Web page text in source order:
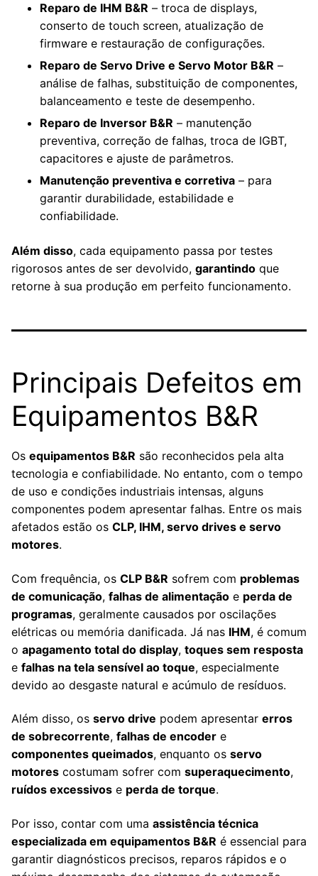
Reparo de IHM B&R – troca de displays,
conserto de touch screen, atualização de
firmware e restauração de configurações.
Reparo de Servo Drive e Servo Motor B&R –
análise de falhas, substituição de componentes,
balanceamento e teste de desempenho.
Reparo de Inversor B&R – manutenção
preventiva, correção de falhas, troca de IGBT,
capacitores e ajuste de parâmetros.
Manutenção preventiva e corretiva – para
garantir durabilidade, estabilidade e
confiabilidade.
Além disso, cada equipamento passa por testes
rigorosos antes de ser devolvido, garantindo que
retorne à sua produção em perfeito funcionamento.
Principais Defeitos em
Equipamentos B&R
Os equipamentos B&R são reconhecidos pela alta
tecnologia e confiabilidade. No entanto, com o tempo
de uso e condições industriais intensas, alguns
componentes podem apresentar falhas. Entre os mais
afetados estão os CLP, IHM, servo drives e servo
motores.
Com frequência, os CLP B&R sofrem com problemas
de comunicação, falhas de alimentação e perda de
programas, geralmente causados por oscilações
elétricas ou memória danificada. Já nas IHM, é comum
o apagamento total do display, toques sem resposta
e falhas na tela sensível ao toque, especialmente
devido ao desgaste natural e acúmulo de resíduos.
Além disso, os servo drive podem apresentar erros
de sobrecorrente, falhas de encoder e
componentes queimados, enquanto os servo
motores costumam sofrer com superaquecimento,
ruídos excessivos e perda de torque.
Por isso, contar com uma assistência técnica
especializada em equipamentos B&R é essencial para
garantir diagnósticos precisos, reparos rápidos e o